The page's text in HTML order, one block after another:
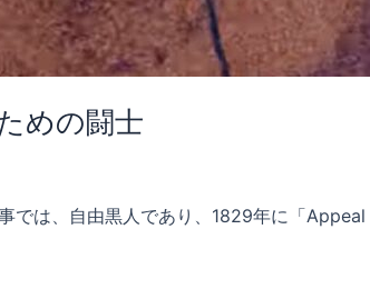
めの闘士
では、自由黒人であり、1829年に「